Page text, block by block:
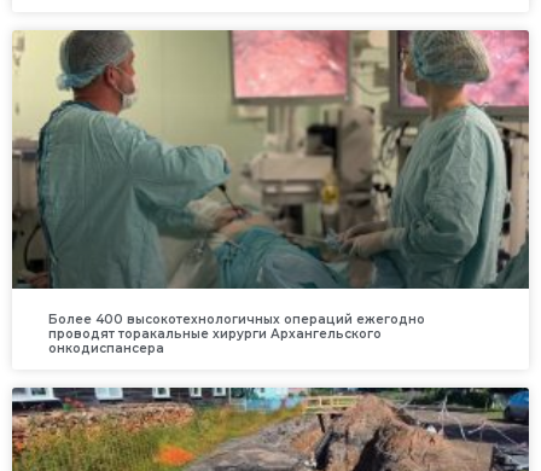
Более 400 высокотехнологичных операций ежегодно
проводят торакальные хирурги Архангельского
онкодиспансера